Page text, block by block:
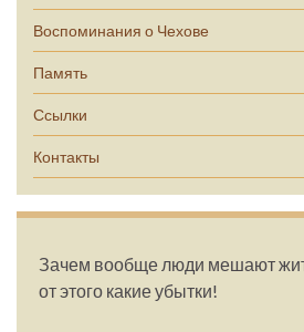
Воспоминания о Чехове
Память
Ссылки
Контакты
Зачем вообще люди мешают
от этого какие убытки!